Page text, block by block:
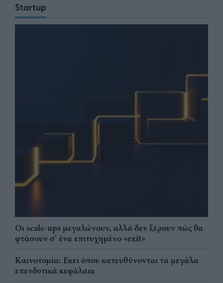
Startup
Οι scale-ups μεγαλώνουν, αλλά δεν ξέρουν πώς θα
φτάσουν σ' ένα επιτυχημένο «exit»
Καινοτομία: Εκεί όπου κατευθύνονται τα μεγάλα
επενδυτικά κεφάλαια